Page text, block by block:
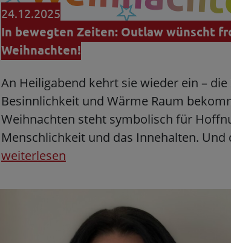
24.12.2025
In bewegten Zeiten: Outlaw wünscht
Weihnachten!
An Heiligabend kehrt sie wieder ein – die
Besinnlichkeit und Wärme Raum
Weihnachten steht symbolisch für
Menschlichkeit und das Innehalten.
weiterlesen